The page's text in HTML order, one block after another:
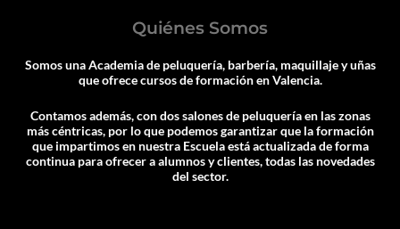
Quiénes Somos
Somos una Academia de peluquería, barbería, maquillaje y uñas
que ofrece cursos de formación en Valencia.
Contamos además, con dos salones de peluquería en las zonas
más céntricas, por lo que podemos garantizar que la formación
que impartimos en nuestra Escuela está actualizada de forma
continua para ofrecer a alumnos y clientes, todas las novedades
del sector.